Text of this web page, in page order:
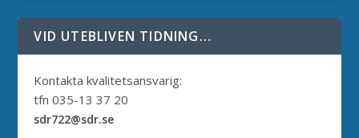
VID UTEBLIVEN TIDNING…
Kontakta kvalitetsansvarig:
tfn 035-13 37 20
sdr722@sdr.se